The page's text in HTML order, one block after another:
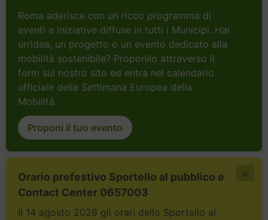
Roma aderisce con un ricco programma di
eventi e iniziative diffuse in tutti i Municipi. Hai
un’idea, un progetto o un evento dedicato alla
mobilità sostenibile? Proponilo attraverso il
form sul nostro sito ed entra nel calendario
ufficiale della Settimana Europea della
Mobilità.
Proponi il tuo evento
Orario prefestivo Sportello al pubblico e
Contact Center 0657003
Il 14 agosto 2026 gli orari dello Sportello al
×